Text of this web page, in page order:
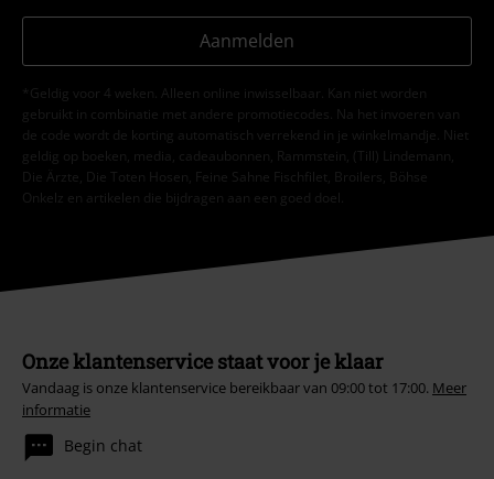
Aanmelden
*Geldig voor 4 weken. Alleen online inwisselbaar. Kan niet worden
gebruikt in combinatie met andere promotiecodes. Na het invoeren van
de code wordt de korting automatisch verrekend in je winkelmandje. Niet
geldig op boeken, media, cadeaubonnen, Rammstein, (Till) Lindemann,
Die Ärzte, Die Toten Hosen, Feine Sahne Fischfilet, Broilers, Böhse
Onkelz en artikelen die bijdragen aan een goed doel.
Onze klantenservice staat voor je klaar
Vandaag is onze klantenservice bereikbaar van 09:00 tot 17:00. Meer
informatie
Begin chat